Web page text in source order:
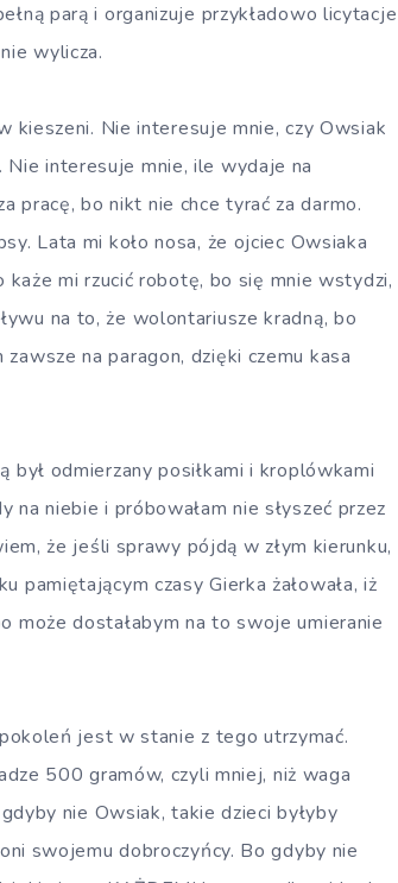
parą i organizuje przykładowo licytacje
wylicza.
kieszeni. Nie interesuje mnie, czy Owsiak
interesuje mnie, ile wydaje na
pracę, bo nikt nie chce tyrać za darmo.
Lata mi koło nosa, że ojciec Owsiaka
mi rzucić robotę, bo się mnie wstydzi,
na to, że wolontariusze kradną, bo
na paragon, dzięki czemu kasa
był odmierzany posiłkami i kroplówkami
na niebie i próbowałam nie słyszeć przez
że jeśli sprawy pójdą w złym kierunku,
czasy Gierka żałowała, iż
może dostałabym na to swoje umieranie
jest w stanie z tego utrzymać.
500 gramów, czyli mniej, niż waga
nie Owsiak, takie dzieci byłyby
swojemu dobroczyńcy. Bo gdyby nie